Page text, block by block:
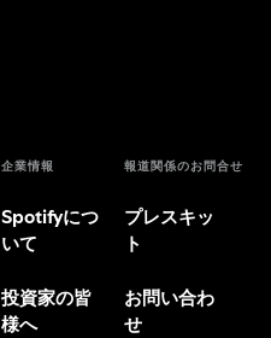
企業情報
Spotifyにつ
いて
投資家の皆
様へ
報道関係のお問合せ
プレスキッ
ト
お問い合わ
せ